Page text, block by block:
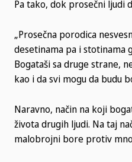
Pa tako, dok prosečni ljudi
„Prosečna porodica
desetinama pa i stotinama
Bogataši sa druge strane,
kao i da svi mogu da budu
Naravno, način na koji
života drugih ljudi. Na taj
malobrojni bore protiv